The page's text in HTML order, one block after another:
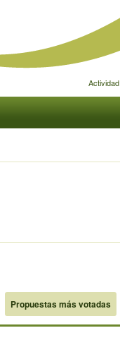
Actividad
Propuestas más votadas